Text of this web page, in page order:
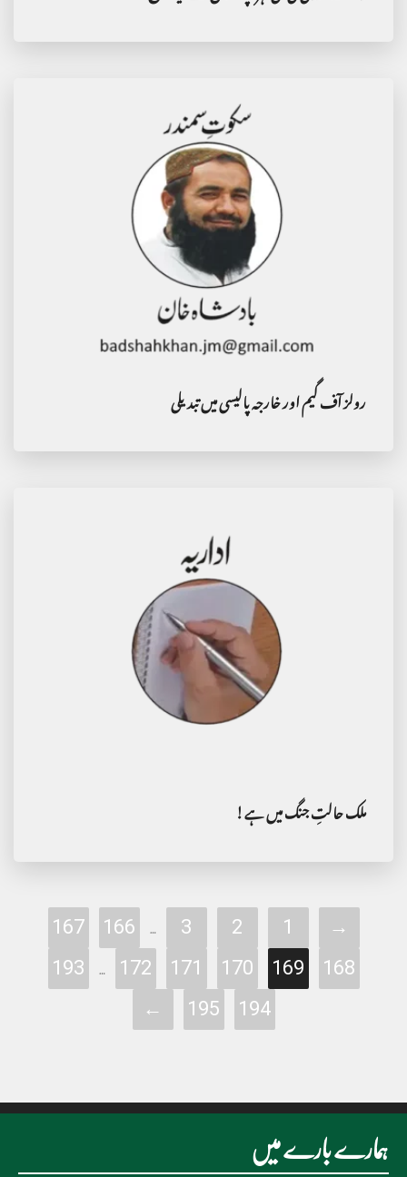
رولز آف گیم اور خارجہ پالیسی میں تبدیلی
ملک حالتِ جنگ میں ہے!
→
1
2
3
…
166
167
168
169
170
171
172
…
193
194
195
←
ہمارے بارے میں